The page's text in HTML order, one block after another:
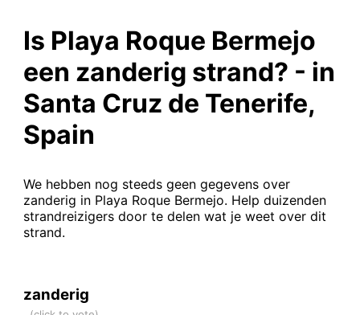
Is Playa Roque Bermejo
een zanderig strand? - in
Santa Cruz de Tenerife,
Spain
We hebben nog steeds geen gegevens over
zanderig in Playa Roque Bermejo. Help duizenden
strandreizigers door te delen wat je weet over dit
strand.
zanderig